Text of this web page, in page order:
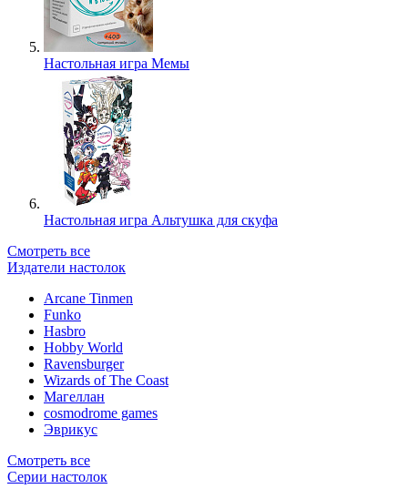
Настольная игра Мемы
Настольная игра Альтушка для скуфа
Смотреть все
Издатели настолок
Arcane Tinmen
Funko
Hasbro
Hobby World
Ravensburger
Wizards of The Coast
Магеллан
сosmodrome games
Эврикус
Смотреть все
Серии настолок